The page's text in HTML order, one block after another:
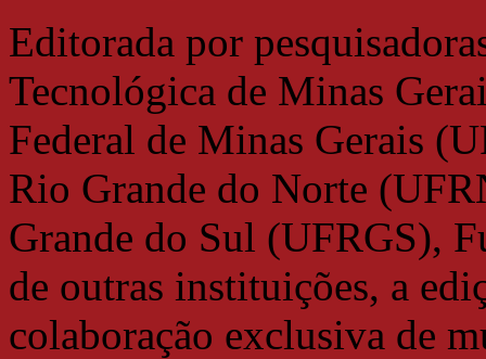
Editorada por
Tecnológica de Minas
Federal de Minas Gerais
Rio Grande do Norte
Grande do Sul (UFRGS),
de outras instituições, a
colaboração exclusiva de